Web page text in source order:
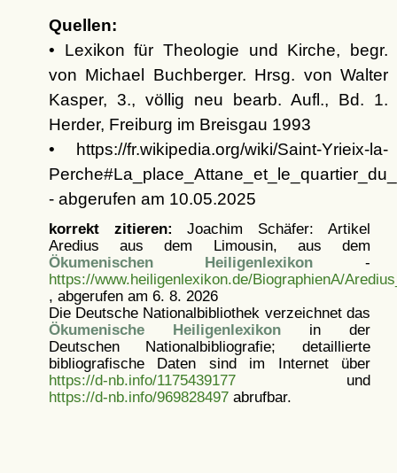
Quellen:
• Lexikon für Theologie und Kirche, begr.
von Michael Buchberger. Hrsg. von Walter
Kasper, 3., völlig neu bearb. Aufl., Bd. 1.
Herder, Freiburg im Breisgau 1993
• https://fr.wikipedia.org/wiki/Saint-Yrieix-la-
- abgerufen am 10.05.2025
korrekt zitieren: Joachim Schäfer: Artikel
Aredius aus dem Limousin, aus dem
Ökumenischen Heiligenlexikon -
https://www.heiligenlexikon.de/BiographienA/
, abgerufen am 6. 8. 2026
Die Deutsche Nationalbibliothek verzeichnet das
Ökumenische Heiligenlexikonin der
Deutschen Nationalbibliografie; detaillierte
bibliografische Daten sind im Internet über
https://d-nb.info/1175439177und
https://d-nb.info/969828497abrufbar.